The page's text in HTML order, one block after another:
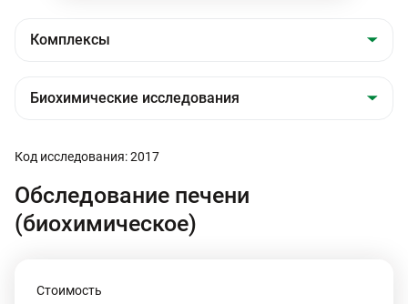
Код исследования: 2017
Обследование печени
(биохимическое)
Стоимость